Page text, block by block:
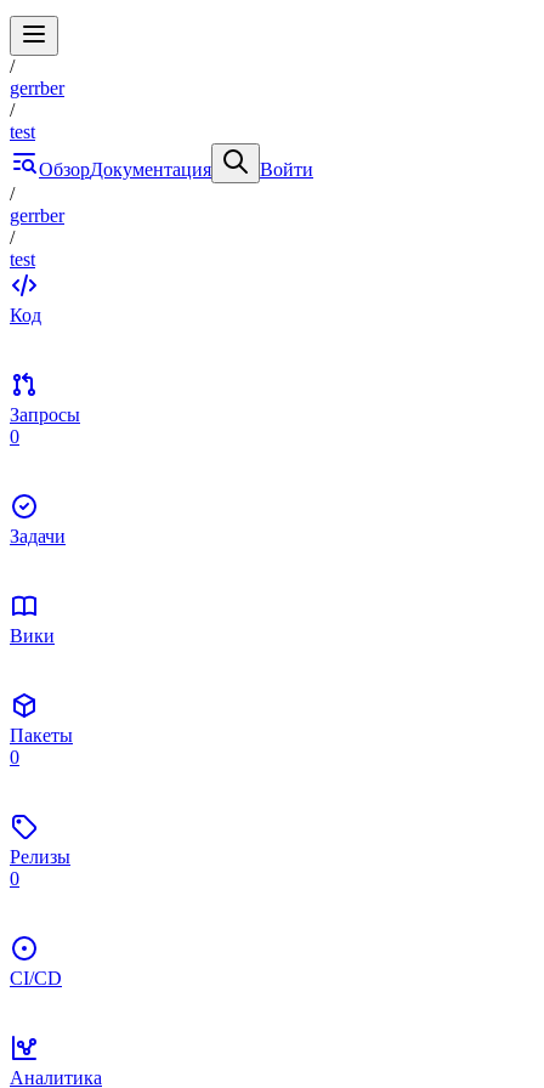
/
gerrber
/
test
ОбзорДокументация
Войти
/
gerrber
/
test
Код
Запросы
0
Задачи
Вики
Пакеты
0
Релизы
0
CI/CD
Аналитика